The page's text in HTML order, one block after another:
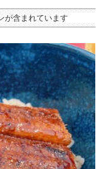
が含まれています